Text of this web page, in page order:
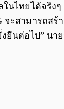
นไทยได้จริงๆ
จะสามารถสร้
ยืนต่อไป” นา